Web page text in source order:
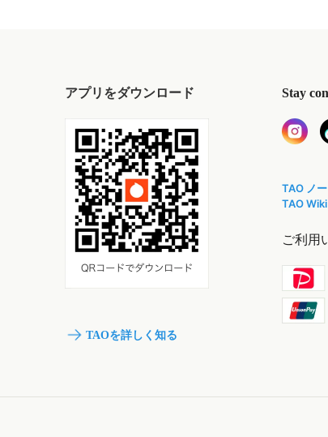
アプリをダウンロード
TAOを詳しく知る
Stay
TAO ノー
TAO Wiki
ご利用